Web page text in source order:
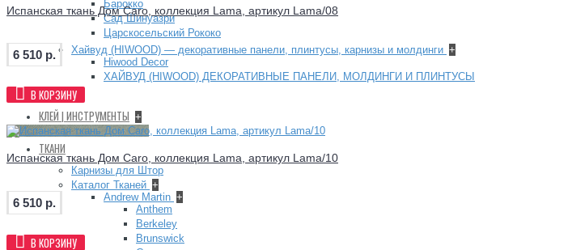
Барокко
Сад Шинуазри
Царскосельский Рококо
Хайвуд (HIWOOD) — декоративные панели, плинтусы, карнизы и молдинги +
Hiwood Decor
ХАЙВУД (HIWOOD) ДЕКОРАТИВНЫЕ ПАНЕЛИ, МОЛДИНГИ И ПЛИНТУСЫ
+
КЛЕЙ | ИНСТРУМЕНТЫ +
ТКАНИ
Карнизы для Штор
Каталог Тканей +
Andrew Martin +
Anthem
Berkeley
Brunswick
Испанская ткань Дом Caro, коллекция Lama, артикул Lama/08
6 510 р.
В КОРЗИНУ
Испанская ткань Дом Caro, коллекция Lama, артикул Lama/10
6 510 р.
В КОРЗИНУ